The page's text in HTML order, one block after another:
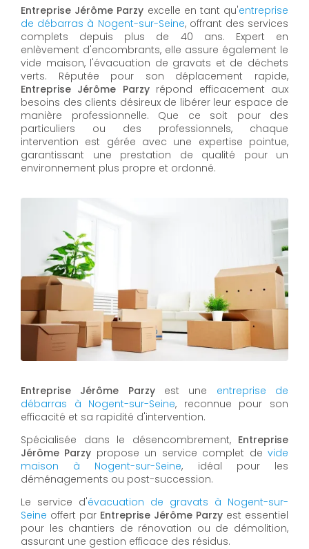
Entreprise Jérôme Parzy excelle en tant qu'entreprise
de débarras à Nogent-sur-Seine, offrant des services
complets depuis plus de 40 ans. Expert en
enlèvement d'encombrants, elle assure également le
vide maison, l'évacuation de gravats et de déchets
verts. Réputée pour son déplacement rapide,
Entreprise Jérôme Parzyrépond efficacement aux
besoins des clients désireux de libérer leur espace de
manière professionnelle. Que ce soit pour des
particuliers ou des professionnels, chaque
intervention est gérée avec une expertise pointue,
garantissant une prestation de qualité pour un
environnement plus propre et ordonné.
Entreprise Jérôme Parzyest une entreprise de
débarras à Nogent-sur-Seine, reconnue pour son
efficacité et sa rapidité d'intervention.
Spécialisée dans le désencombrement, Entreprise
Jérôme Parzy propose un service complet devide
maison à Nogent-sur-Seine, idéal pour les
déménagements ou post-succession.
Le service d'évacuation de gravats à Nogent-sur-
Seine offert par Entreprise Jérôme Parzy est essentiel
pour les chantiers de rénovation ou de démolition,
assurant une gestion efficace des résidus.